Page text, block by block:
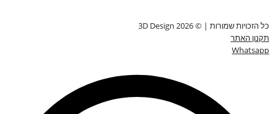
כל הזכויות שמורות | © 3D Design 2026
תקנון האתר
Whatsapp